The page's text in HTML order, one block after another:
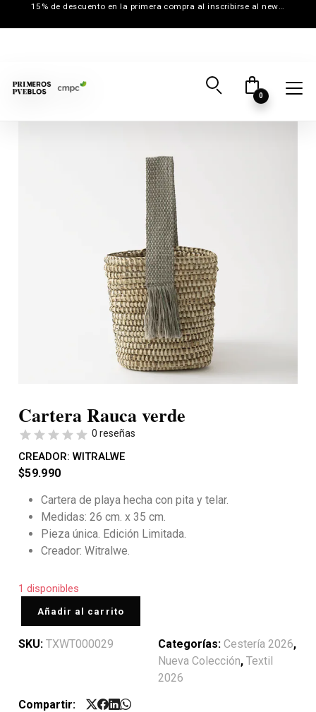
15% de descuento en la primera compra al inscribirse al newsletter
0
Cartera Rauca verde
0 reseñas
CREADOR: WITRALWE
$59.990
Cartera de playa hecha con pita y telar.
Medidas: 26 cm. x 35 cm.
Pieza única. Edición Limitada.
Creador: Witralwe.
1 disponibles
Añadir al carrito
SKU: TXWT000029 Categorías: Cestería 2026,
Nueva Colección, Textil
2026
Compartir: